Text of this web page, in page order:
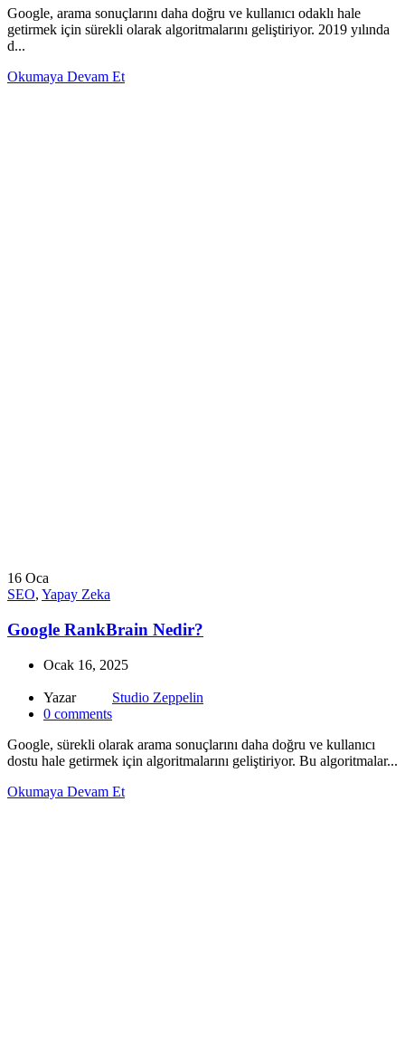
Google, arama sonuçlarını daha doğru ve kullanıcı odaklı hale
getirmek için sürekli olarak algoritmalarını geliştiriyor. 2019 yılında
d...
Okumaya Devam Et
16 Oca
SEO, Yapay Zeka
Google RankBrain Nedir?
Ocak 16, 2025
Yazar
Studio Zeppelin
0 comments
Google, sürekli olarak arama sonuçlarını daha doğru ve kullanıcı
dostu hale getirmek için algoritmalarını geliştiriyor. Bu algoritmalar...
Okumaya Devam Et